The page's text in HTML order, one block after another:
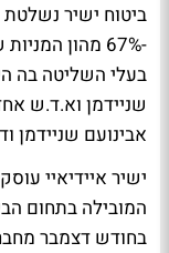
ביטוח ישיר
-67% מהון
בעלי השליטה בה
שניידמן וא.ד.ש
אבינועם שניידמן
ישיר איידיאיי
המובילה בתחום
בחודש דצמבר